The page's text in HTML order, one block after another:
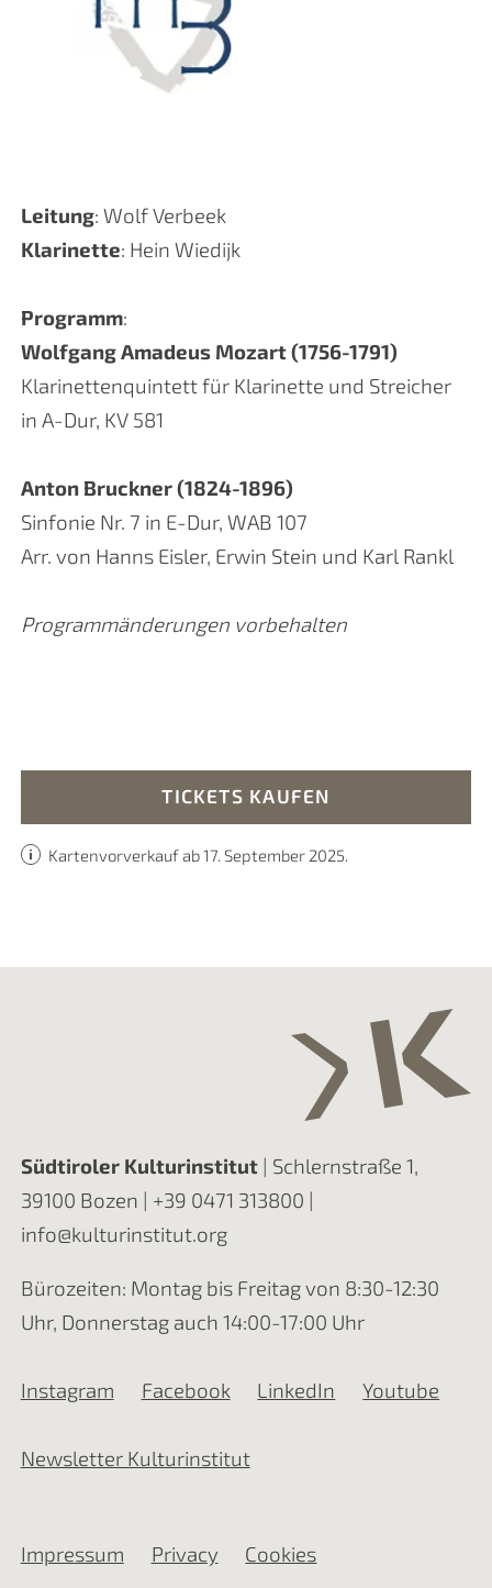
Leitung: Wolf Verbeek
Klarinette: Hein Wiedijk
Programm:
Wolfgang Amadeus Mozart (1756-1791)
Klarinettenquintett für Klarinette und Streicher
in A-Dur, KV 581
Anton Bruckner (1824-1896)
Sinfonie Nr. 7 in E-Dur, WAB 107
Arr. von Hanns Eisler, Erwin Stein und Karl Rankl
Programmänderungen vorbehalten
TICKETS KAUFEN
Kartenvorverkauf ab 17. September 2025.
Südtiroler Kulturinstitut| Schlernstraße 1,
39100 Bozen | +39 0471 313800 |
info@kulturinstitut.org
Bürozeiten: Montag bis Freitag von 8:30-12:30
Uhr, Donnerstag auch 14:00-17:00 Uhr
Instagram Facebook LinkedIn Youtube
Newsletter Kulturinstitut
Impressum Privacy Cookies